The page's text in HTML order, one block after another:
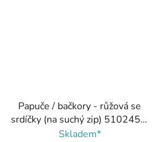
Papuče / bačkory - růžová se
srdíčky (na suchý zip) 5102455,
Fare bare
Skladem*